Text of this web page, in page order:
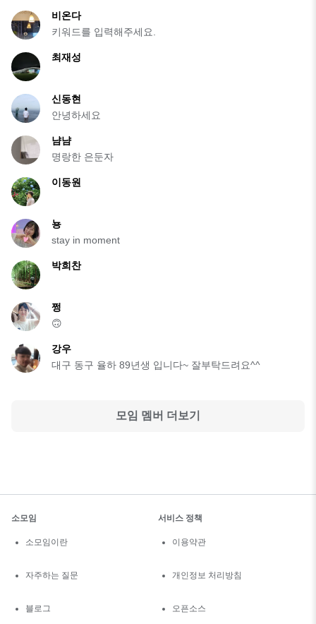
비온다
키워드를 입력해주세요.
최재성
신동현
안녕하세요
냠냠
명랑한 은둔자
이동원
뇽
stay in moment
박희찬
쩡
🙃
강우
대구 동구 율하 89년생 입니다~ 잘부탁드려요^^
모임 멤버 더보기
소모임
소모임이란
자주하는 질문
블로그
서비스 정책
이용약관
개인정보 처리방침
오픈소스